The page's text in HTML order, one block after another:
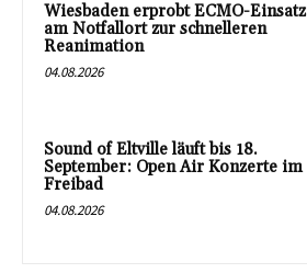
Wiesbaden erprobt ECMO-Einsatz
am Notfallort zur schnelleren
Reanimation
04.08.2026
Sound of Eltville läuft bis 18.
September: Open Air Konzerte im
Freibad
04.08.2026